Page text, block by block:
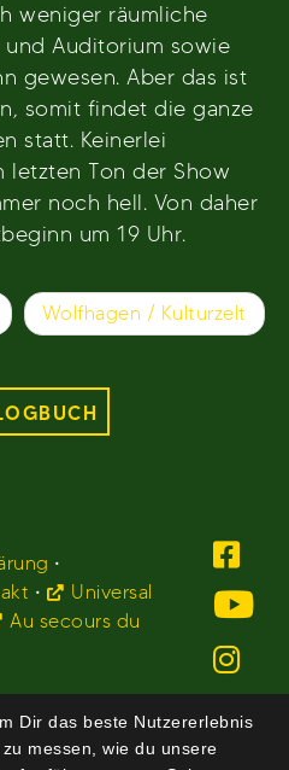
weniger räumliche
und Auditorium sowie
gewesen. Aber das ist
somit findet die ganze
statt. Keinerlei
letzten Ton der Show
noch hell. Von daher
um 19 Uhr.
Wolfhagen / Kulturzelt
•
•
Universal
Au secours du
Dir das beste Nutzererlebnis
messen, wie du unsere